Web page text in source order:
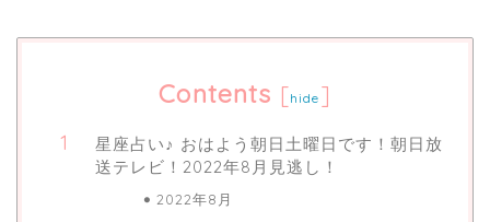
Contents [hide ]
星座占い♪ おはよう朝日土曜日です！朝日放
送テレビ！2022年8月見逃し！
2022年8月